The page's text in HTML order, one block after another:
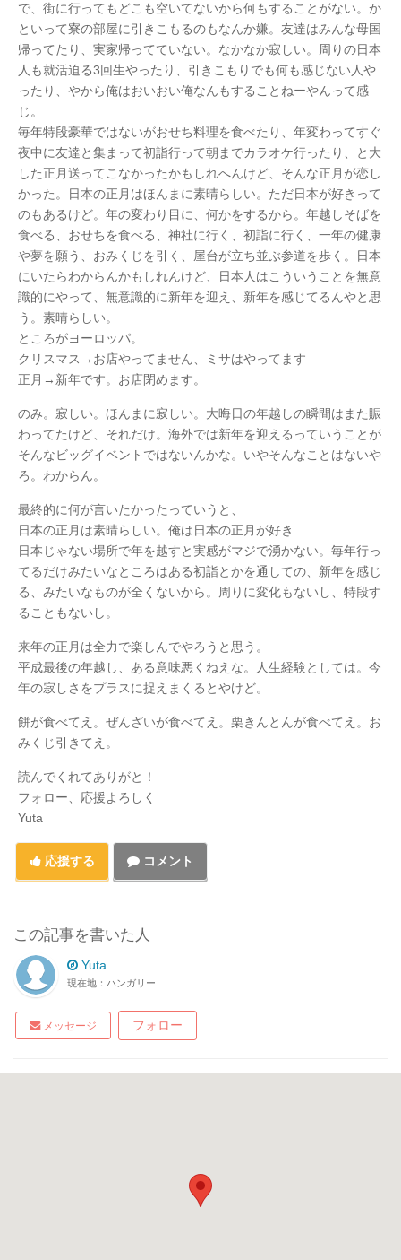
で、街に行ってもどこも空いてないから何もすることがない。か
といって寮の部屋に引きこもるのもなんか嫌。友達はみんな母国
帰ってたり、実家帰ってていない。なかなか寂しい。周りの日本
人も就活迫る3回生やったり、引きこもりでも何も感じない人や
ったり、やから俺はおいおい俺なんもすることねーやんって感
じ。
毎年特段豪華ではないがおせち料理を食べたり、年変わってすぐ
夜中に友達と集まって初詣行って朝までカラオケ行ったり、と大
した正月送ってこなかったかもしれへんけど、そんな正月が恋し
かった。日本の正月はほんまに素晴らしい。ただ日本が好きって
のもあるけど。年の変わり目に、何かをするから。年越しそばを
食べる、おせちを食べる、神社に行く、初詣に行く、一年の健康
や夢を願う、おみくじを引く、屋台が立ち並ぶ参道を歩く。日本
にいたらわからんかもしれんけど、日本人はこういうことを無意
識的にやって、無意識的に新年を迎え、新年を感じてるんやと思
う。素晴らしい。
ところがヨーロッパ。
クリスマス→お店やってません、ミサはやってます
正月→新年です。お店閉めます。
のみ。寂しい。ほんまに寂しい。大晦日の年越しの瞬間はまた賑
わってたけど、それだけ。海外では新年を迎えるっていうことが
そんなビッグイベントではないんかな。いやそんなことはないや
ろ。わからん。
最終的に何が言いたかったっていうと、
日本の正月は素晴らしい。俺は日本の正月が好き
日本じゃない場所で年を越すと実感がマジで湧かない。毎年行っ
てるだけみたいなところはある初詣とかを通しての、新年を感じ
る、みたいなものが全くないから。周りに変化もないし、特段す
ることもないし。
来年の正月は全力で楽しんでやろうと思う。
平成最後の年越し、ある意味悪くねえな。人生経験としては。今
年の寂しさをプラスに捉えまくるとやけど。
餅が食べてえ。ぜんざいが食べてえ。栗きんとんが食べてえ。お
みくじ引きてえ。
読んでくれてありがと！
フォロー、応援よろしく
Yuta
応援する コメント
この記事を書いた人
Yuta
現在地：ハンガリー
メッセージ フォロー